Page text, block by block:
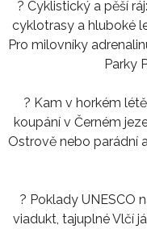
? Cyklistický a pěší
cyklotrasy a hluboké
Pro milovníky
Parky
? Kam v horkém
koupání v Černém
Ostrově nebo parádní
? Poklady UNESCO
viadukt, tajuplné Vlčí